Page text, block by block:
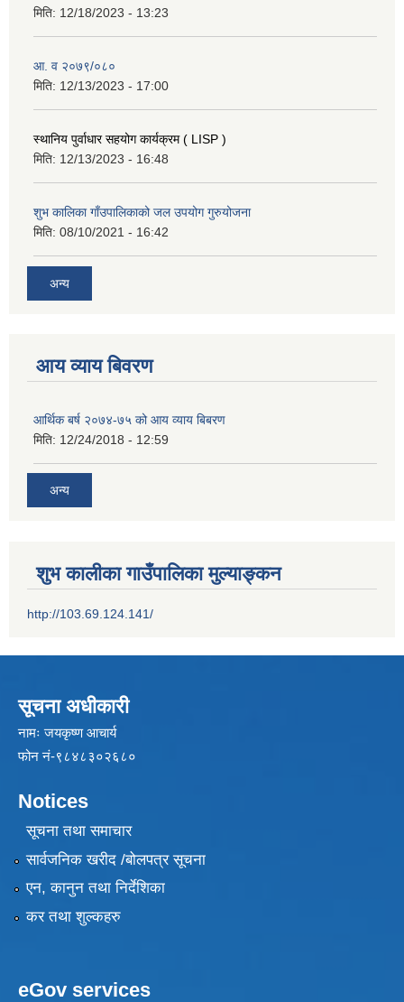
मिति: 12/18/2023 - 13:23
आ. व २०७९/०८०
मिति: 12/13/2023 - 17:00
स्थानिय पुर्वाधार सहयोग कार्यक्रम ( LISP )
मिति: 12/13/2023 - 16:48
शुभ कालिका गाँउपालिकाको जल उपयोग गुरुयोजना
मिति: 08/10/2021 - 16:42
अन्य
आय व्याय बिवरण
आर्थिक बर्ष २०७४-७५ को आय व्याय बिबरण
मिति: 12/24/2018 - 12:59
अन्य
शुभ कालीका गाउँपालिका मुल्याङ्कन
http://103.69.124.141/
सूचना अधीकारी
नामः जयकृष्ण आचार्य
फोन नं-९८४८३०२६८०
Notices
सूचना तथा समाचार
सार्वजनिक खरीद /बोलपत्र सूचना
एन, कानुन तथा निर्देशिका
कर तथा शुल्कहरु
eGov services